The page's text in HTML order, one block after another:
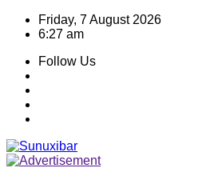
Skip
Friday, 7 August 2026
6:27 am
Follow Us